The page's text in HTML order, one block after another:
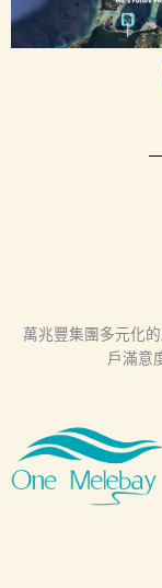
萬兆豐集團多元化
戶滿意